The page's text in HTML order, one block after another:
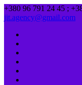
+380 96 791 24 45 ;
jit.agency@gmail.com